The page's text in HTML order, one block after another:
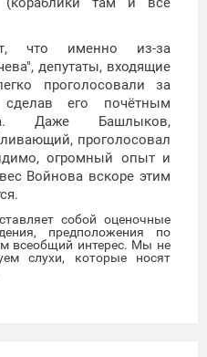
что именно из-за
депутаты, входящие
проголосовали за
сделав его почётным
Даже Башлыков,
проголосовал
огромный опыт и
Войнова вскоре этим
собой оценочные
предположения по
всеобщий интерес. Мы не
слухи, которые носят